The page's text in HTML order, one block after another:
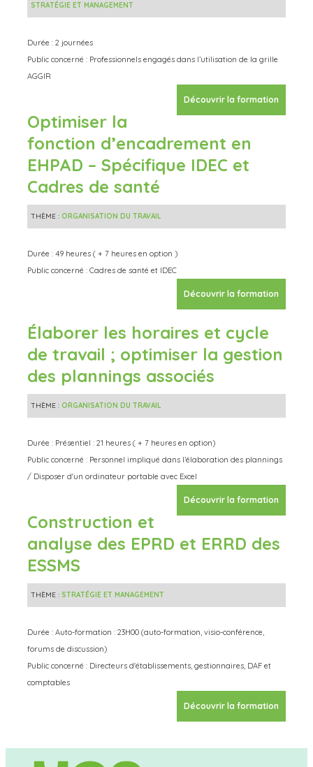
STRATÉGIE ET MANAGEMENT
Durée : 2 journées
Public concerné : Professionnels engagés dans l’utilisation de la grille
AGGIR
Découvrir la formation
Optimiser la
fonction d’encadrement en
EHPAD – Spécifique IDEC et
Cadres de santé
THÈME : ORGANISATION DU TRAVAIL
Durée : 49 heures ( + 7 heures en option )
Public concerné : Cadres de santé et IDEC
Découvrir la formation
Élaborer les horaires et cycle
de travail ; optimiser la gestion
des plannings associés
THÈME : ORGANISATION DU TRAVAIL
Durée : Présentiel : 21 heures ( + 7 heures en option)
Public concerné : Personnel impliqué dans l’élaboration des plannings
/ Disposer d'un ordinateur portable avec Excel
Découvrir la formation
Construction et
analyse des EPRD et ERRD des
ESSMS
THÈME : STRATÉGIE ET MANAGEMENT
Durée : Auto-formation : 23H00 (auto-formation, visio-conférence,
forums de discussion)
Public concerné : Directeurs d'établissements, gestionnaires, DAF et
comptables
Découvrir la formation